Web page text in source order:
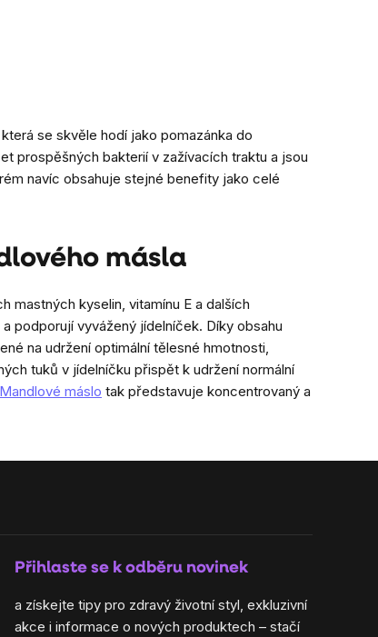
se skvěle hodí jako pomazánka do
prospěšných bakterií v zažívacích traktu a jsou
navíc obsahuje stejné benefity jako celé
másla
mastných kyselin, vitamínu E a dalších
podporují vyvážený jídelníček. Díky obsahu
na udržení optimální tělesné hmotnosti,
tuků v jídelníčku přispět k udržení normální
Mandlové máslo tak představuje koncentrovaný a
Přihlaste se k odběru novinek
a získejte tipy pro zdravý životní styl, exkluzivní
akce i informace o nových produktech – stačí